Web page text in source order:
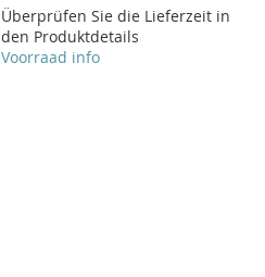
Überprüfen Sie die Lieferzeit in
den Produktdetails
Voorraad info